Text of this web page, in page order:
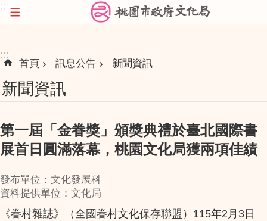
跳到主要內容區塊
:::
首頁 訊息公告 新聞資訊
新聞資訊
第一屆「金眷獎」頒獎典禮於臺北國際書
展首日圓滿落幕，桃園文化局獲兩項佳績
發布單位：文化發展科
資料提供單位：文化局
《眷村雜誌》（全國眷村文化保存聯盟）115年2月3日